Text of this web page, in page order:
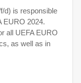
d) is responsible
EURO 2024.
all UEFA EURO
as well as in